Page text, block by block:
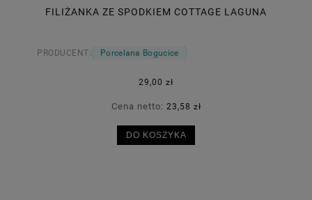
FILIŻANKA ZE SPODKIEM COTTAGE LAGUNA
PRODUCENT: Porcelana Bogucice
29,00 zł
Cena netto: 23,58 zł
DO KOSZYKA